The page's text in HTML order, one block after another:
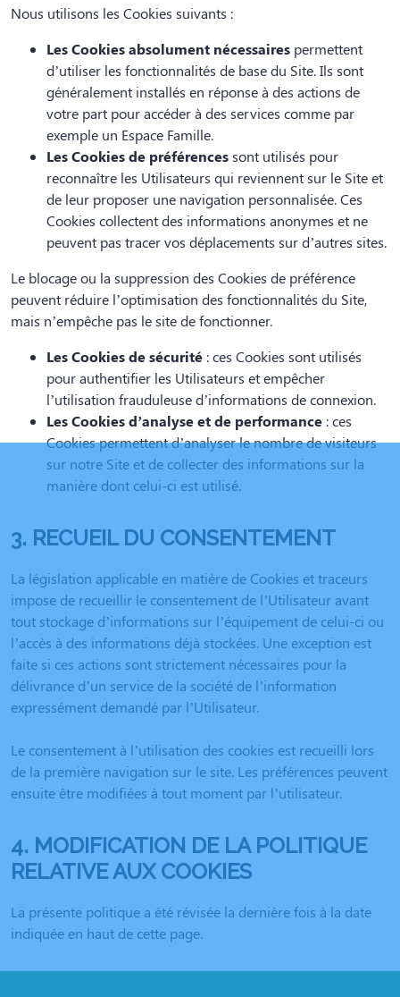
Nous utilisons les Cookies suivants :
Les Cookies absolument nécessaires permettent
d’utiliser les fonctionnalités de base du Site. Ils sont
généralement installés en réponse à des actions de
votre part pour accéder à des services comme par
exemple un Espace Famille.
Les Cookies de préférencessont utilisés pour
reconnaître les Utilisateurs qui reviennent sur le Site et
de leur proposer une navigation personnalisée. Ces
Cookies collectent des informations anonymes et ne
peuvent pas tracer vos déplacements sur d’autres sites.
Le blocage ou la suppression des Cookies de préférence
peuvent réduire l’optimisation des fonctionnalités du Site,
mais n’empêche pas le site de fonctionner.
Les Cookies de sécurité : ces Cookies sont utilisés
pour authentifier les Utilisateurs et empêcher
l’utilisation frauduleuse d’informations de connexion.
Les Cookies d’analyse et de performance : ces
Cookies permettent d’analyser le nombre de visiteurs
sur notre Site et de collecter des informations sur la
manière dont celui-ci est utilisé.
3. RECUEIL DU CONSENTEMENT
La législation applicable en matière de Cookies et traceurs
impose de recueillir le consentement de l’Utilisateur avant
tout stockage d’informations sur l’équipement de celui-ci ou
l’accès à des informations déjà stockées. Une exception est
faite si ces actions sont strictement nécessaires pour la
délivrance d’un service de la société de l’information
expressément demandé par l’Utilisateur.
Le consentement à l’utilisation des cookies est recueilli lors
de la première navigation sur le site. Les préférences peuvent
ensuite être modifiées à tout moment par l’utilisateur.
4. MODIFICATION DE LA POLITIQUE
RELATIVE AUX COOKIES
La présente politique a été révisée la dernière fois à la date
indiquée en haut de cette page.